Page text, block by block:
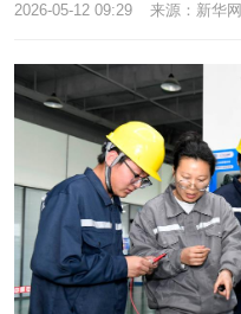
2026-05-12 09:29 来源：新华网